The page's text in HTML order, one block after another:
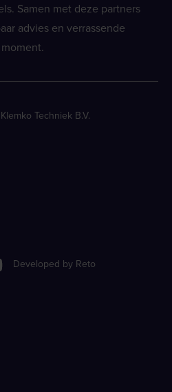
Samen met deze partners
advies en verrassende
Techniek B.V.
Developed by Reto